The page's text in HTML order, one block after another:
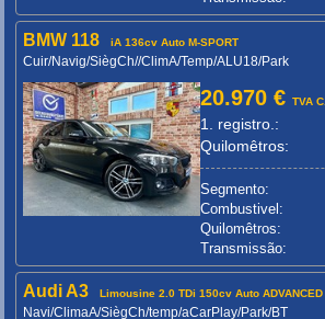
BMW 118 iA 136cv Auto M-SPORT
Cuir/Navig/SiègCh//ClimA/Temp/ALU18/Park
20.970 €TVA C.
1. registro.:
Quilomêtros:
Segmento:
Combustivel:
Quilomêtros:
Transmissão:
Audi A3 Limousine 2.0 TDi 150cv Auto ADVANCED
Navi/ClimaA/SiègCh/temp/aCarPlay/Park/BT